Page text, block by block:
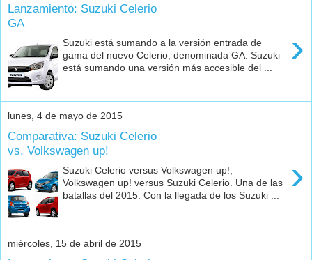
Lanzamiento: Suzuki Celerio
GA
›
Suzuki está sumando a la versión entrada de
gama del nuevo Celerio, denominada GA. Suzuki
está sumando una versión más accesible del ...
lunes, 4 de mayo de 2015
Comparativa: Suzuki Celerio
vs. Volkswagen up!
›
Suzuki Celerio versus Volkswagen up!,
Volkswagen up! versus Suzuki Celerio. Una de las
batallas del 2015. Con la llegada de los Suzuki ...
miércoles, 15 de abril de 2015